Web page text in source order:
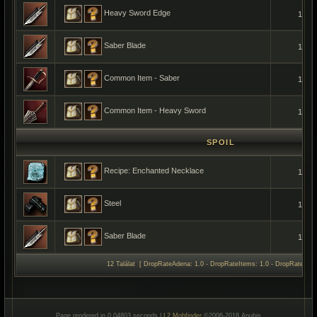
Heavy Sword Edge 1
Saber Blade 1
Common Item - Saber 1
Common Item - Heavy Sword 1
SPOIL
Recipe: Enchanted Necklace 1
Steel 1
Saber Blade 1
12 Találat [ DropRateAdena: 1.0 - DropRateItems: 1.0 -
Page rendered in 0.04803 seconds | L2 Mobfinder ©2006-2018 Anubis